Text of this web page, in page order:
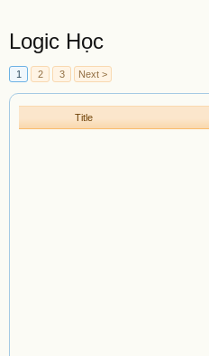
Logic Học
1 2 3 Next >
Title